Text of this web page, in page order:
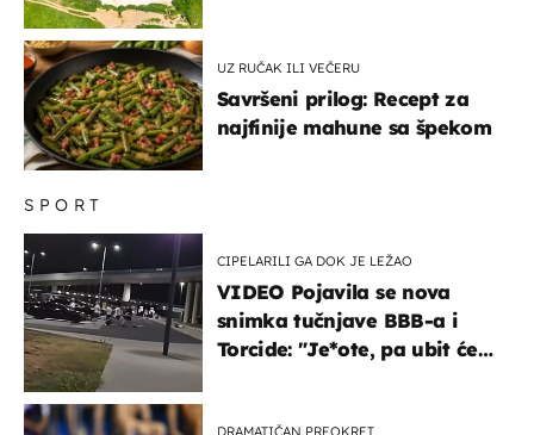
SPORT
CIPELARILI GA DOK JE LEŽAO
VIDEO Pojavila se nova
snimka tučnjave BBB-a i
Torcide: "Je*ote, pa ubit će
DRAMATIČAN PREOKRET
UZ RUČAK ILI VEČERU
Savršeni prilog: Recept za
najfinije mahune sa špekom